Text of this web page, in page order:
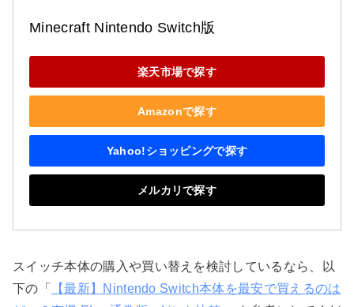
Minecraft Nintendo Switch版
楽天市場で探す
Amazonで探す
Yahoo!ショッピングで探す
メルカリで探す
スイッチ本体の購入や買い替えを検討しているなら、以
下の「
【最新】Nintendo Switch本体を最安で買えるのは